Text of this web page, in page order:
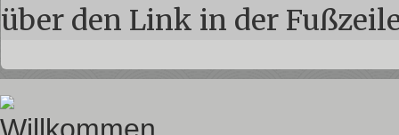
über den Link in der